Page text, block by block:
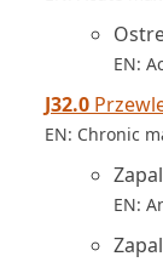
EN:
J32.0
EN: Chronic
EN: